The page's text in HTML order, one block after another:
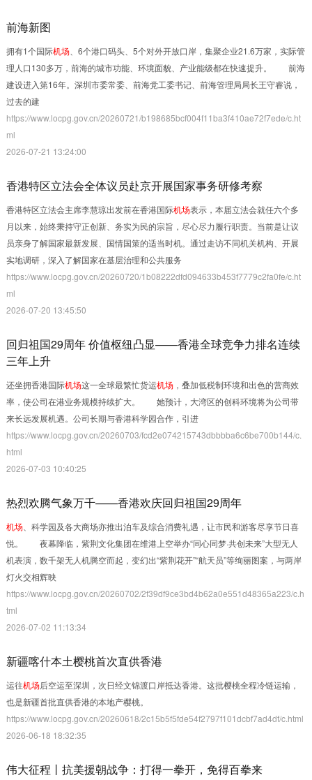
前海新图
拥有1个国际机场、6个港口码头、5个对外开放口岸，集聚企业21.6万家，实际管
理人口130多万，前海的城市功能、环境面貌、产业能级都在快速提升。 前海
建设进入第16年。深圳市委常委、前海党工委书记、前海管理局局长王守睿说，
过去的建
https://www.locpg.gov.cn/20260721/b198685bcf004f11ba3f410ae72f7ede/c.ht
ml
2026-07-21 13:24:00
香港特区立法会全体议员赴京开展国家事务研修考察
香港特区立法会主席李慧琼出发前在香港国际机场表示，本届立法会就任六个多
月以来，始终秉持守正创新、务实为民的宗旨，尽心尽力履行职责。当前是让议
员亲身了解国家最新发展、国情国策的适当时机。通过走访不同机关机构、开展
实地调研，深入了解国家在基层治理和公共服务
https://www.locpg.gov.cn/20260720/1b08222dfd094633b453f7779c2fa0fe/c.ht
ml
2026-07-20 13:45:50
回归祖国29周年 价值枢纽凸显——香港全球竞争力排名连续
三年上升
还坐拥香港国际机场这一全球最繁忙货运机场，叠加低税制环境和出色的营商效
率，使公司在港业务规模持续扩大。 她预计，大湾区的创科环境将为公司带
来长远发展机遇。公司长期与香港科学园合作，引进
https://www.locpg.gov.cn/20260703/fcd2e074215743dbbbba6c6be700b144/c.
html
2026-07-03 10:40:25
热烈欢腾气象万千——香港欢庆回归祖国29周年
机场、科学园及各大商场亦推出泊车及综合消费礼遇，让市民和游客尽享节日喜
悦。 夜幕降临，紫荆文化集团在维港上空举办“同心同梦·共创未来”大型无人
机表演，数千架无人机腾空而起，变幻出“紫荆花开”“航天员”等绚丽图案，与两岸
灯火交相辉映
https://www.locpg.gov.cn/20260702/2f39df9ce3bd4b62a0e551d48365a223/c.h
tml
2026-07-02 11:13:34
新疆喀什本土樱桃首次直供香港
运往机场后空运至深圳，次日经文锦渡口岸抵达香港。这批樱桃全程冷链运输，
也是新疆首批直供香港的本地产樱桃。
https://www.locpg.gov.cn/20260618/2c15b5f5fde54f2797f101dcbf7ad4df/c.html
2026-06-18 18:32:35
伟大征程丨抗美援朝战争：打得一拳开，免得百拳来